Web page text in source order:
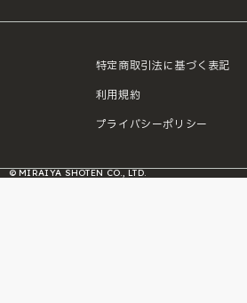
特定商取引法に基づく表記
利用規約
プライバシーポリシー
© MIRAIYA SHOTEN CO., LTD.